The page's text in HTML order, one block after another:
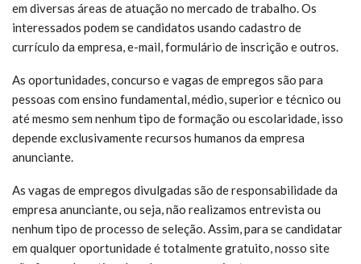
em diversas áreas de atuação no mercado de trabalho. Os
interessados podem se candidatos usando cadastro de
currículo da empresa, e-mail, formulário de inscrição e outros.
As oportunidades, concurso e vagas de empregos são para
pessoas com ensino fundamental, médio, superior e técnico ou
até mesmo sem nenhum tipo de formação ou escolaridade, isso
depende exclusivamente recursos humanos da empresa
anunciante.
As vagas de empregos divulgadas são de responsabilidade da
empresa anunciante, ou seja, não realizamos entrevista ou
nenhum tipo de processo de seleção. Assim, para se candidatar
em qualquer oportunidade é totalmente gratuito, nosso site